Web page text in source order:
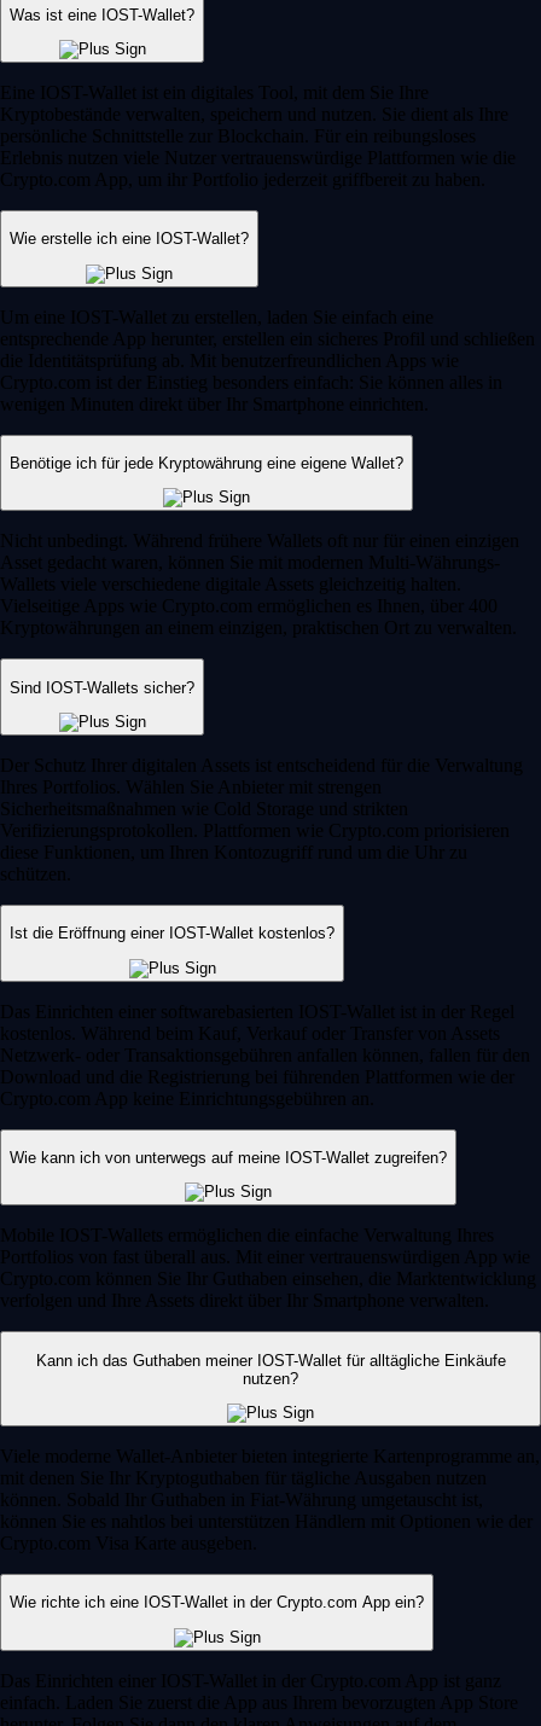
Was ist eine IOST-Wallet?
Eine IOST-Wallet ist ein digitales Tool, mit dem Sie Ihre
Kryptobestände verwalten, speichern und nutzen. Sie dient als Ihre
persönliche Schnittstelle zur Blockchain. Für ein reibungsloses
Erlebnis nutzen viele Nutzer vertrauenswürdige Plattformen wie die
Crypto.com App, um ihr Portfolio jederzeit griffbereit zu haben.
Wie erstelle ich eine IOST-Wallet?
Um eine IOST-Wallet zu erstellen, laden Sie einfach eine
entsprechende App herunter, erstellen ein sicheres Profil und schließen
die Identitätsprüfung ab. Mit benutzerfreundlichen Apps wie
Crypto.com ist der Einstieg besonders einfach: Sie können alles in
wenigen Minuten direkt über Ihr Smartphone einrichten.
Benötige ich für jede Kryptowährung eine eigene Wallet?
Nicht unbedingt. Während frühere Wallets oft nur für einen einzigen
Asset gedacht waren, können Sie mit modernen Multi-Währungs-
Wallets viele verschiedene digitale Assets gleichzeitig halten.
Vielseitige Apps wie Crypto.com ermöglichen es Ihnen, über 400
Kryptowährungen an einem einzigen, praktischen Ort zu verwalten.
Sind IOST-Wallets sicher?
Der Schutz Ihrer digitalen Assets ist entscheidend für die Verwaltung
Ihres Portfolios. Wählen Sie Anbieter mit strengen
Sicherheitsmaßnahmen wie Cold Storage und strikten
Verifizierungsprotokollen. Plattformen wie Crypto.com priorisieren
diese Funktionen, um Ihren Kontozugriff rund um die Uhr zu
schützen.
Ist die Eröffnung einer IOST-Wallet kostenlos?
Das Einrichten einer softwarebasierten IOST-Wallet ist in der Regel
kostenlos. Während beim Kauf, Verkauf oder Transfer von Assets
Netzwerk- oder Transaktionsgebühren anfallen können, fallen für den
Download und die Registrierung bei führenden Plattformen wie der
Crypto.com App keine Einrichtungsgebühren an.
Wie kann ich von unterwegs auf meine IOST-Wallet zugreifen?
Mobile IOST-Wallets ermöglichen die einfache Verwaltung Ihres
Portfolios von fast überall aus. Mit einer vertrauenswürdigen App wie
Crypto.com können Sie Ihr Guthaben einsehen, die Marktentwicklung
verfolgen und Ihre Assets direkt über Ihr Smartphone verwalten.
Kann ich das Guthaben meiner IOST-Wallet für alltägliche Einkäufe
nutzen?
Viele moderne Wallet-Anbieter bieten integrierte Kartenprogramme an,
mit denen Sie Ihr Kryptoguthaben für tägliche Ausgaben nutzen
können. Sobald Ihr Guthaben in Fiat-Währung umgetauscht ist,
können Sie es nahtlos bei unterstützen Händlern mit Optionen wie der
Crypto.com Visa Karte ausgeben.
Wie richte ich eine IOST-Wallet in der Crypto.com App ein?
Das Einrichten einer IOST-Wallet in der Crypto.com App ist ganz
einfach. Laden Sie zuerst die App aus Ihrem bevorzugten App Store